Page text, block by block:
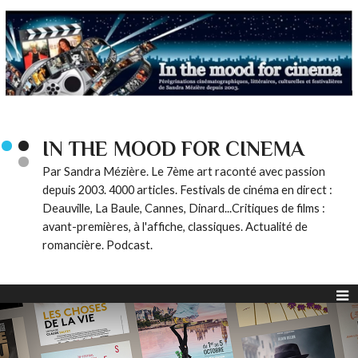
IN THE MOOD FOR CINEMA
Par Sandra Mézière. Le 7ème art raconté avec passion
depuis 2003. 4000 articles. Festivals de cinéma en direct :
Deauville, La Baule, Cannes, Dinard...Critiques de films :
avant-premières, à l'affiche, classiques. Actualité de
romancière. Podcast.